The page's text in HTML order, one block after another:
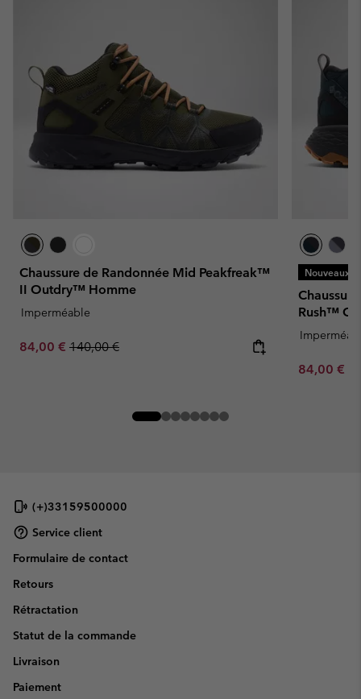
Chaussure de Randonnée Mid Peakfreak™
II Outdry™ Homme
Imperméable
Sale price:
84,00 € Regular price:
140,00 €
Nouveaux
Rush™
Minimum
84,00 €
(+)33159500000
Service client
Formulaire de contact
Retours
Rétractation
Statut de la commande
Livraison
Paiement